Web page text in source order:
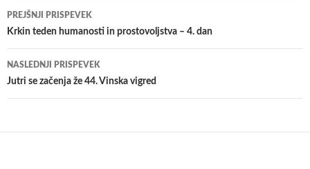
Krmarjenje
po
prispevkih
PREJŠNJI PRISPEVEK
Krkin teden humanosti in prostovoljstva – 4. dan
NASLEDNJI PRISPEVEK
Jutri se začenja že 44. Vinska vigred